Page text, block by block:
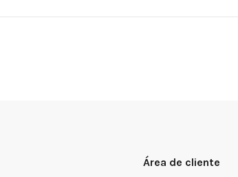
Área de cliente